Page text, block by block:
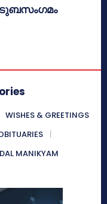
WISHES & GREETINGS
MANIKYAM